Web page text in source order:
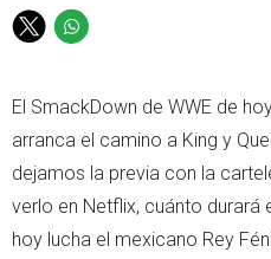
T
t
t
e
r
W
t
s
p
p
El SmackDown de WWE de
arranca el camino a King y
dejamos la previa con la
verlo en Netflix, cuánto durará
hoy lucha el mexicano Rey